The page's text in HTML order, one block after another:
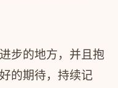
步的地方，并且抱
的期待，持续记